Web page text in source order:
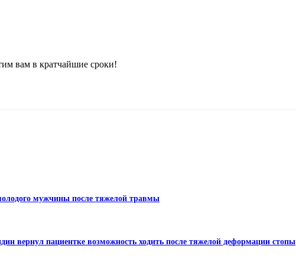
вам в кратчайшие сроки!
мужчины после тяжелой травмы
вернул пациентке возможность ходить после тяжелой деформации стопы